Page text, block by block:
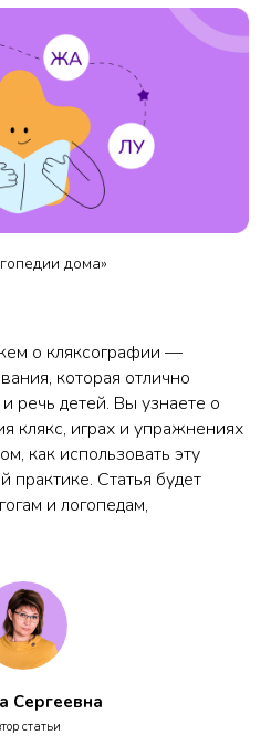
дома»
о кляксографии —
которая отлично
речь детей. Вы узнаете о
клякс, играх и упражнениях
как использовать эту
практике. Статья будет
и логопедам,
Сергеевна
статьи